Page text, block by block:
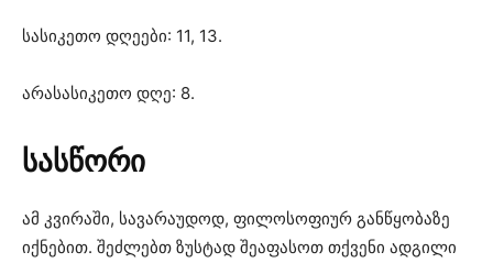
სასიკეთო დღეები: 11, 13.
არასასიკეთო დღე: 8.
სასწორი
ამ კვირაში, სავარაუდოდ, ფილოსოფიურ განწყობაზე
იქნებით. შეძლებთ ზუსტად შეაფასოთ თქვენი ადგილი